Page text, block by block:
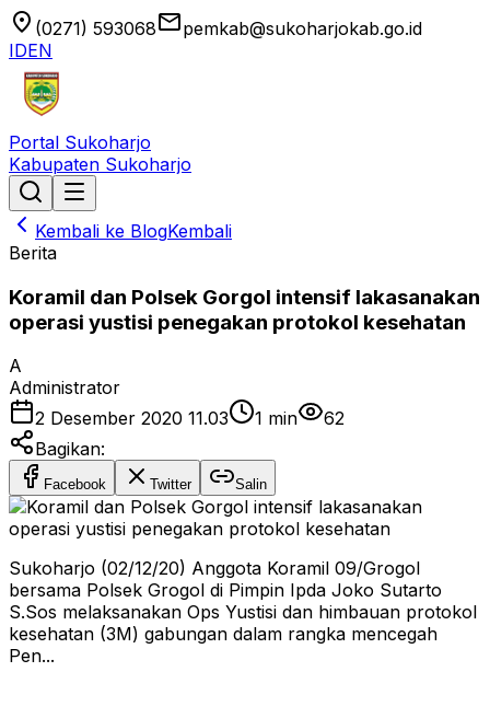
location_on (0271) 593068emailpemkab@sukoharjokab.go.id
IDEN
Portal Sukoharjo
Kabupaten Sukoharjo
Kembali ke BlogKembali
Berita
Koramil dan Polsek Gorgol intensif lakasanakan
operasi yustisi penegakan protokol kesehatan
A
Administrator
2 Desember 2020 11.03
1 min
62
Bagikan:
Facebook Twitter Salin
Sukoharjo (02/12/20) Anggota Koramil 09/Grogol
bersama Polsek Grogol di Pimpin Ipda Joko Sutarto
S.Sos melaksanakan Ops Yustisi dan himbauan protokol
kesehatan (3M) gabungan dalam rangka mencegah
Pen...